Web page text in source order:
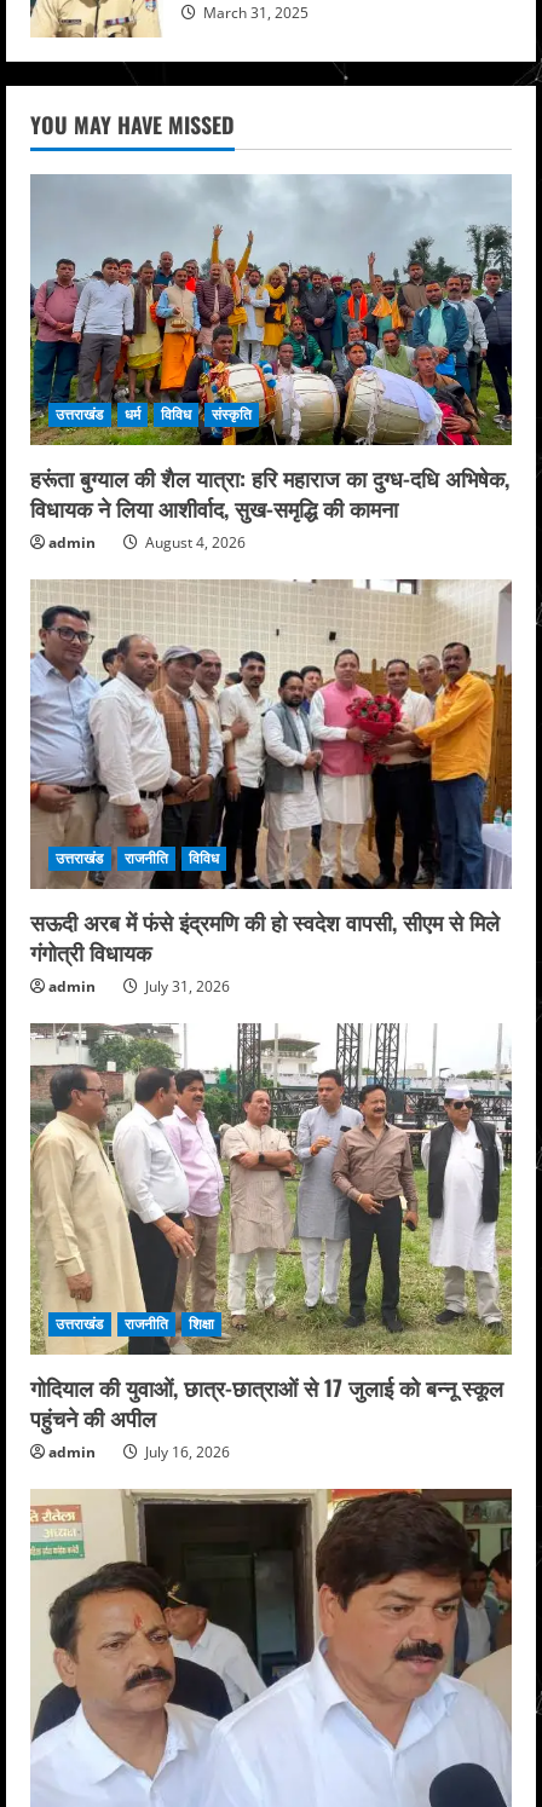
March 31, 2025
YOU MAY HAVE MISSED
उत्तराखंड धर्म विविध संस्कृति
हरूंता बुग्याल की शैल यात्रा: हरि महाराज का दुग्ध-दधि अभिषेक,
विधायक ने लिया आशीर्वाद, सुख-समृद्धि की कामना
admin August 4, 2026
उत्तराखंड राजनीति विविध
सऊदी अरब में फंसे इंद्रमणि की हो स्वदेश वापसी, सीएम से मिले
गंगोत्री विधायक
admin July 31, 2026
उत्तराखंड राजनीति शिक्षा
गोदियाल की युवाओं, छात्र-छात्राओं से 17 जुलाई को बन्नू स्कूल
पहुंचने की अपील
admin July 16, 2026